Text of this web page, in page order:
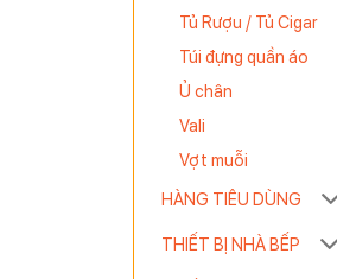
Tủ Rượu / Tủ Cigar
Túi đựng quần áo
Ủ chân
Vali
Vợt muỗi
HÀNG TIÊU DÙNG
THIẾT BỊ NHÀ BẾP